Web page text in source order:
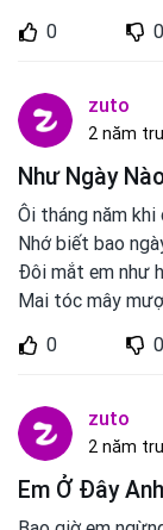
0
0
zuto
2 năm
Như Ngày
Ôi tháng năm khi
Nhớ biết bao
Đôi mắt em như
Mai tóc mây
0
0
zuto
2 năm
Em Ở Đây